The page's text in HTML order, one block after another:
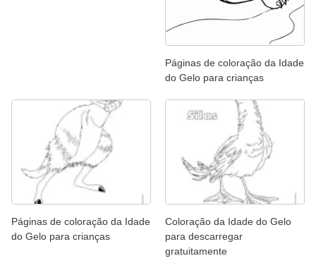
Páginas de coloração da Idade
do Gelo para crianças
Páginas de coloração da Idade
do Gelo para crianças
Coloração da Idade do Gelo
para descarregar
gratuitamente